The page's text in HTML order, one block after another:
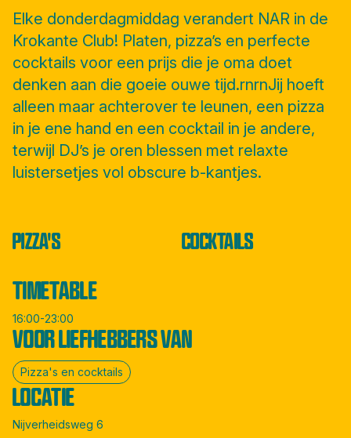
TIMETABLE
16:00-23:00
VOOR LIEFHEBBERS VAN
Pizza's en cocktails
LOCATIE
Nijverheidsweg 6
Elke donderdagmiddag verandert NAR in de
Krokante Club! Platen, pizza’s en perfecte
cocktails voor een prijs die je oma doet
denken aan die goeie ouwe tijd.rnrnJij hoeft
alleen maar achterover te leunen, een pizza
in je ene hand en een cocktail in je andere,
terwijl DJ’s je oren blessen met relaxte
luistersetjes vol obscure b-kantjes.
PIZZA'S COCKTAILS